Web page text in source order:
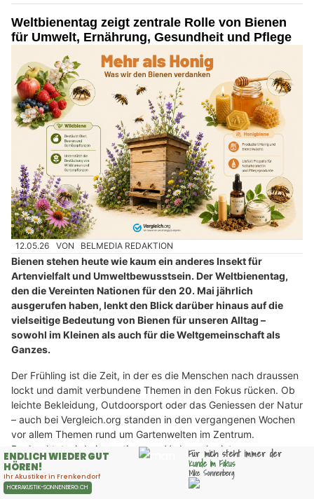
Weltbienentag zeigt zentrale Rolle von Bienen
für Umwelt, Ernährung, Gesundheit und Pflege
12.05.26 VON BELMEDIA REDAKTION
Bienen stehen heute wie kaum ein anderes Insekt für
Artenvielfalt und Umweltbewusstsein. Der Weltbienentag,
den die Vereinten Nationen für den 20. Mai jährlich
ausgerufen haben, lenkt den Blick darüber hinaus auf die
vielseitige Bedeutung von Bienen für unseren Alltag –
sowohl im Kleinen als auch für die Weltgemeinschaft als
Ganzes.
Der Frühling ist die Zeit, in der es die Menschen nach draussen
lockt und damit verbundene Themen in den Fokus rücken. Ob
leichte Bekleidung, Outdoorsport oder das Geniessen der Natur
– auch bei Vergleich.org standen in den vergangenen Wochen
vor allem Themen rund um Gartenwelten im Zentrum.
Beobachtet wird ein gestiegenes Verbraucherinteresse an
Produktgruppen rund um Gartenarbeit und Outdoorgenuss.
Anlässlich des Weltbienentags rücken nun die gelb-schwarz
gestreiften Insekten in den Fokus.